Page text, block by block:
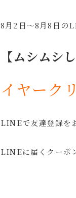
8月2日～8月8日の
【ムシムシ
イヤーク
LINEで友達登録を
LINEに届くクーポ